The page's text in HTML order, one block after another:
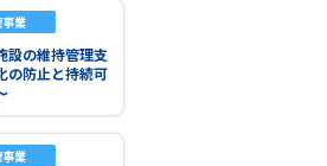
業
設の維持管理支
の防止と持続可
業